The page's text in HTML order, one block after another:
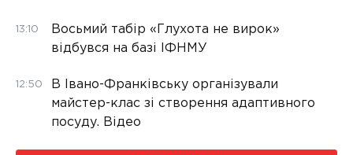
13:10
Восьмий табір «Глухота не вирок»
відбувся на базі ІФНМУ
12:50
В Івано-Франківську організували
майстер-клас зі створення адаптивного
посуду. Відео